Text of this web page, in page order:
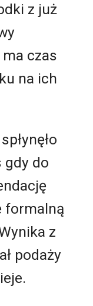
z już
czas
na ich
gdy do
formalną
z
podaży